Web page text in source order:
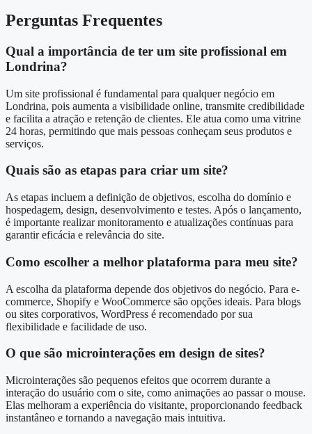
Perguntas Frequentes
Qual a importância de ter um site profissional em
Londrina?
Um site profissional é fundamental para qualquer negócio em
Londrina, pois aumenta a visibilidade online, transmite credibilidade
e facilita a atração e retenção de clientes. Ele atua como uma vitrine
24 horas, permitindo que mais pessoas conheçam seus produtos e
serviços.
Quais são as etapas para criar um site?
As etapas incluem a definição de objetivos, escolha do domínio e
hospedagem, design, desenvolvimento e testes. Após o lançamento,
é importante realizar monitoramento e atualizações contínuas para
garantir eficácia e relevância do site.
Como escolher a melhor plataforma para meu site?
A escolha da plataforma depende dos objetivos do negócio. Para e-
commerce, Shopify e WooCommerce são opções ideais. Para blogs
ou sites corporativos, WordPress é recomendado por sua
flexibilidade e facilidade de uso.
O que são microinterações em design de sites?
Microinterações são pequenos efeitos que ocorrem durante a
interação do usuário com o site, como animações ao passar o mouse.
Elas melhoram a experiência do visitante, proporcionando feedback
instantâneo e tornando a navegação mais intuitiva.